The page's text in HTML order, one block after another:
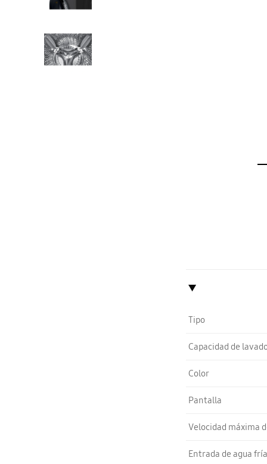
Tipo
Capacidad de
Color
Pantalla
Velocidad máxima
Entrada de agua